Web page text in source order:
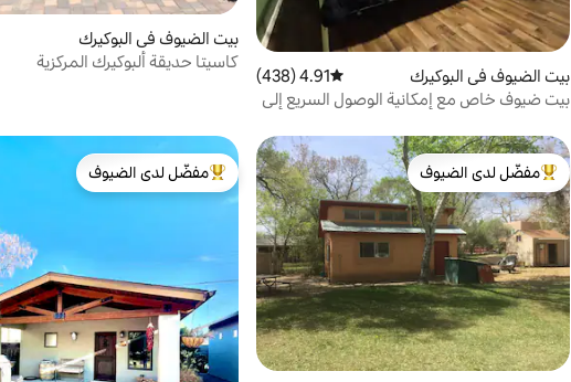
بيت الضيوف في البوكيرك متوسط التقييم 4.91 من 5، 438 مراجعات
4.91 (438)
بيت ضيوف خاص مع إمكانية الوصول السريع إلى
بيت الضيوف في البوكيرك
كاسيتا حديقة ألبوكيرك المركزية
من أبرز البيوت المفضّلة لدى الضيوف
مفضّل لدى الضيوف
من أبرز البيوت المفضّلة لدى الضيوف
مفضّل لدى الضيوف